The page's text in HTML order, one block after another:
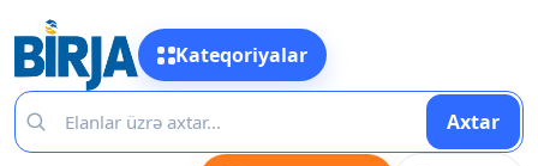
Kateqoriyalar
Axtar